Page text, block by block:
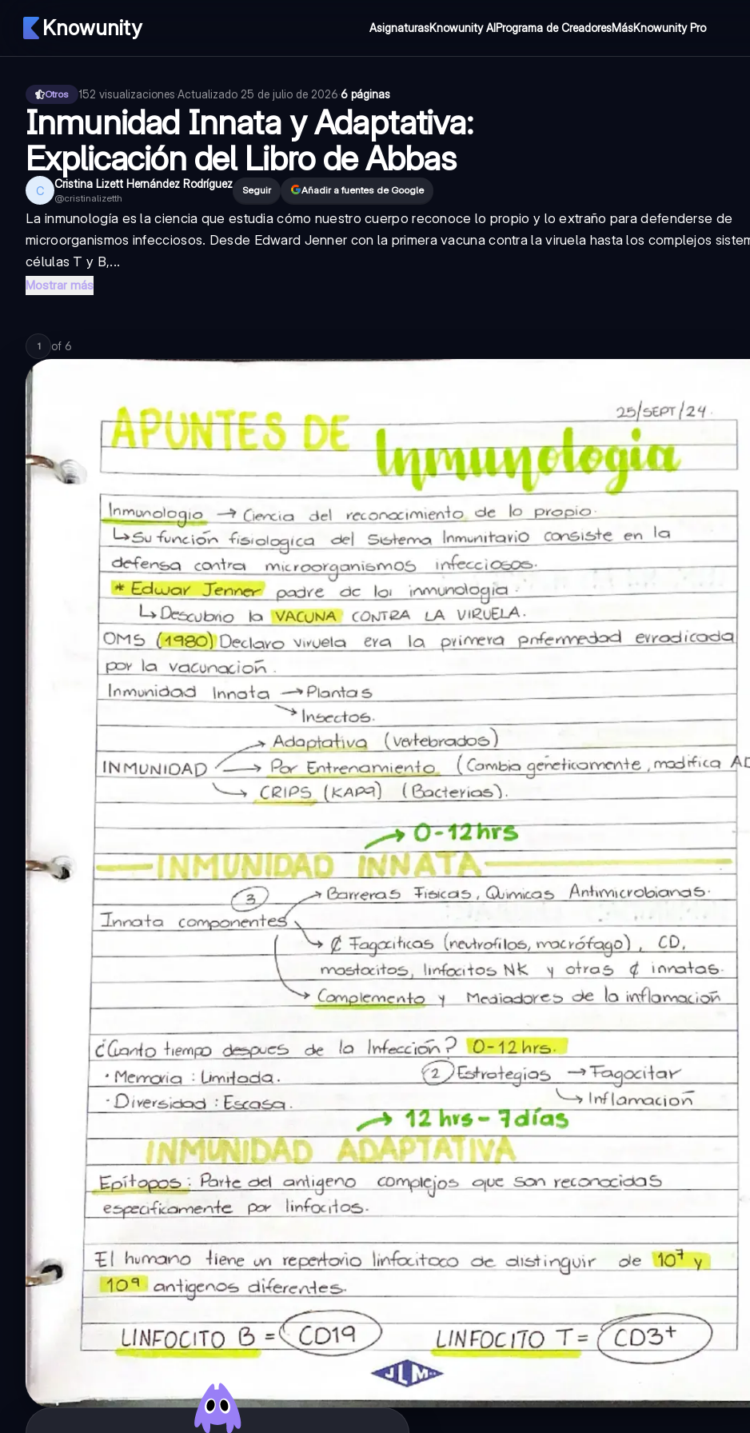
Knowunity AsignaturasKnowunity AIPrograma de CreadoresMásKnowunity Pro
Otros 152 visualizaciones·Actualizado 25 de julio de 2026·6 páginas
Inmunidad Innata y Adaptativa:
Explicación del Libro de Abbas
C Cristina Lizett Hernández Rodríguez
@cristinalizetth
Seguir Añadir a fuentes de Google
La inmunología es la ciencia que estudia cómo nuestro cuerpo reconoce lo propio y lo extraño para defenderse de
microorganismos infecciosos. Desde Edward Jenner con la primera vacuna contra la viruela hasta los complejos
células T y B,...
Mostrar más
1 of 6